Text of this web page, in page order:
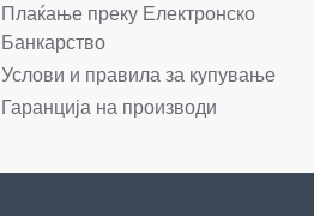
Плаќање преку Електронско
Банкарство
Услови и правила за купување
Гаранција на производи